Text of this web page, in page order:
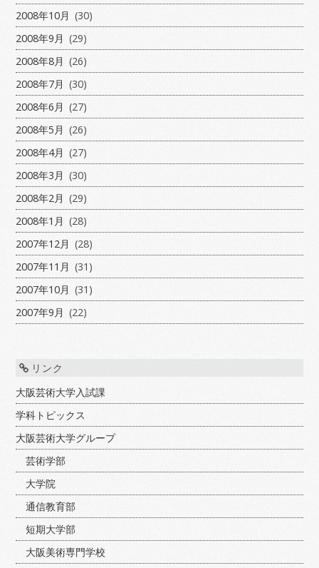
2008年10月 (30)
2008年9月 (29)
2008年8月 (26)
2008年7月 (30)
2008年6月 (27)
2008年5月 (26)
2008年4月 (27)
2008年3月 (30)
2008年2月 (29)
2008年1月 (28)
2007年12月 (28)
2007年11月 (31)
2007年10月 (31)
2007年9月 (22)
リンク
大阪芸術大学入試課
学科トピックス
大阪芸術大学グループ
芸術学部
大学院
通信教育部
短期大学部
大阪美術専門学校